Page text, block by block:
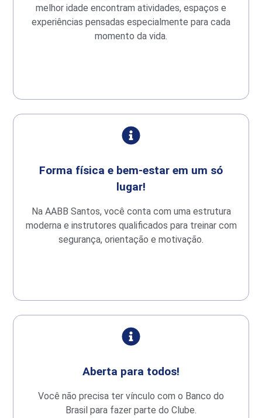
melhor idade encontram atividades, espaços e
experiências pensadas especialmente para cada
momento da vida.
Forma física e bem-estar em um só
lugar!
Na AABB Santos, você conta com uma estrutura
moderna e instrutores qualificados para treinar com
segurança, orientação e motivação.
Aberta para todos!
Você não precisa ter vínculo com o Banco do
Brasil para fazer parte do Clube.